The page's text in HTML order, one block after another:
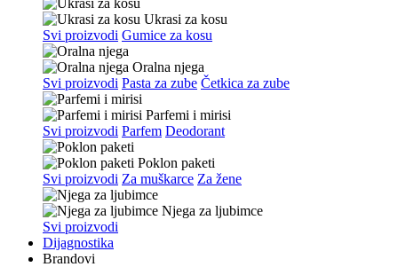
Ukrasi za kosu
Svi proizvodi Gumice za kosu
Oralna njega
Svi proizvodi Pasta za zube Četkica za zube
Parfemi i mirisi
Svi proizvodi Parfem Deodorant
Poklon paketi
Svi proizvodi Za muškarce Za žene
Njega za ljubimce
Svi proizvodi
Dijagnostika
Brandovi